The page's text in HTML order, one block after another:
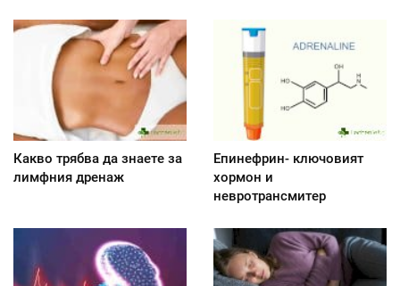
Какво трябва да знаете за
лимфния дренаж
Епинефрин- ключовият
хормон и
невротрансмитер